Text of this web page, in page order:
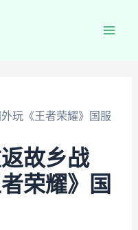
玩《王者荣耀》国服
故乡战
荣耀》国